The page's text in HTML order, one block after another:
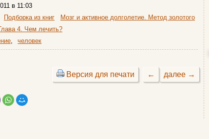
в 11:03
Подборка из книг
Мозг и активное долголетие. Метод золотого
4. Чем лечить?
, человек
далее →
←
Версия для печати